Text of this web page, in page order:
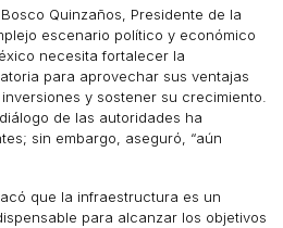
Quinzaños, Presidente de la
escenario político y económico
necesita fortalecer la
para aprovechar sus ventajas
y sostener su crecimiento.
de las autoridades ha
sin embargo, aseguró, “aún
que la infraestructura es un
para alcanzar los objetivos